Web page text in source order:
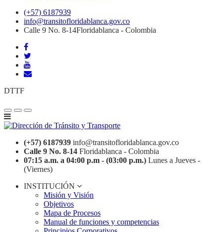
(+57) 6187939
info@transitofloridablanca.gov.co
Calle 9 No. 8-14Floridablanca - Colombia
DTTF
(+57) 6187939 info@transitofloridablanca.gov.co
Calle 9 No. 8-14 Floridablanca - Colombia
07:15 a.m. a 04:00 p.m - (03:00 p.m.) Lunes a Jueves -
(Viernes)
INSTITUCIÓN
Misión y Visión
Objetivos
Mapa de Procesos
Manual de funciones y competencias